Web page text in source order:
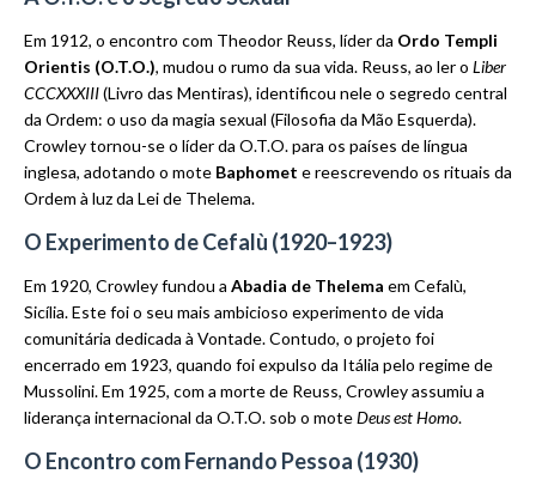
Em 1912, o encontro com Theodor Reuss, líder da Ordo Templi
Orientis (O.T.O.), mudou o rumo da sua vida. Reuss, ao ler o Liber
CCCXXXIII(Livro das Mentiras), identificou nele o segredo central
da Ordem: o uso da magia sexual (Filosofia da Mão Esquerda).
Crowley tornou-se o líder da O.T.O. para os países de língua
inglesa, adotando o mote Baphomet e reescrevendo os rituais da
Ordem à luz da Lei de Thelema.
O Experimento de Cefalù (1920–1923)
Em 1920, Crowley fundou a Abadia de Thelema em Cefalù,
Sicília. Este foi o seu mais ambicioso experimento de vida
comunitária dedicada à Vontade. Contudo, o projeto foi
encerrado em 1923, quando foi expulso da Itália pelo regime de
Mussolini. Em 1925, com a morte de Reuss, Crowley assumiu a
liderança internacional da O.T.O. sob o moteDeus est Homo.
O Encontro com Fernando Pessoa (1930)